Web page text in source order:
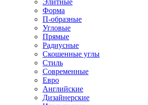
Элитные
Форма
П-образные
Угловые
Прямые
Радиусные
Скошенные углы
Стиль
Современные
Евро
Английские
Дизайнерские